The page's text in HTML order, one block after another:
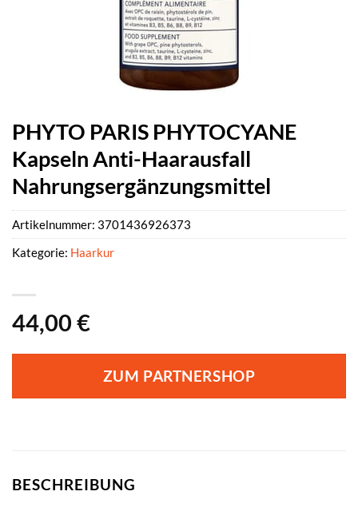
PHYTO PARIS PHYTOCYANE
Kapseln Anti-Haarausfall
Nahrungsergänzungsmittel
44,00 €
ZUM PARTNERSHOP
Artikelnummer: 3701436926373
Kategorie: Haarkur
BESCHREIBUNG